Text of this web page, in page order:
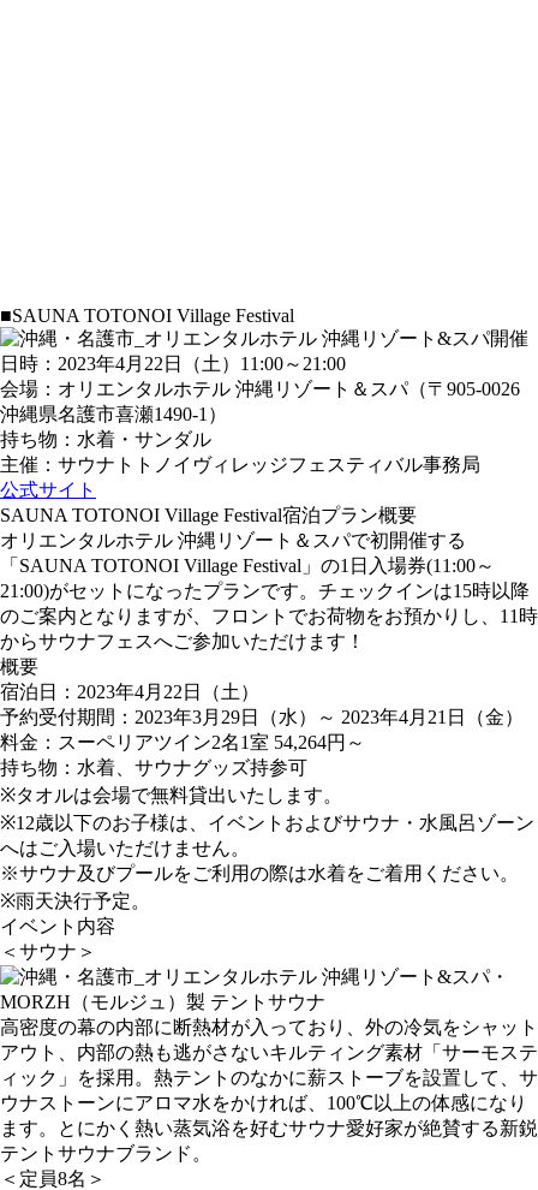
■SAUNA TOTONOI Village Festival
開催
日時：2023年4月22日（土）11:00～21:00
会場：オリエンタルホテル 沖縄リゾート＆スパ（〒905-0026
沖縄県名護市喜瀬1490-1）
持ち物：水着・サンダル
主催：サウナトトノイヴィレッジフェスティバル事務局
公式サイト
SAUNA TOTONOI Village Festival宿泊プラン概要
オリエンタルホテル 沖縄リゾート＆スパで初開催する
「SAUNA TOTONOI Village Festival」の1日⼊場券(11:00～
21:00)がセットになったプランです。チェックインは15時以降
のご案内となりますが、フロントでお荷物をお預かりし、11時
からサウナフェスへご参加いただけます！
概要
宿泊日：2023年4月22日（土）
予約受付期間：2023年3月29日（水）～ 2023年4月21日（金）
料金：スーペリアツイン2名1室 54,264円～
持ち物：水着、サウナグッズ持参可
※タオルは会場で無料貸出いたします。
※12歳以下のお子様は、イベントおよびサウナ・水風呂ゾーン
へはご⼊場いただけません。
※サウナ及びプールをご利用の際は水着をご着用ください。
※雨天決行予定。
イベント内容
＜サウナ＞
・
MORZH（モルジュ）製 テントサウナ
高密度の幕の内部に断熱材が⼊っており、外の冷気をシャット
アウト、内部の熱も逃がさないキルティング素材「サーモステ
ィック」を採用。熱テントのなかに薪ストーブを設置して、サ
ウナストーンにアロマ水をかければ、100℃以上の体感になり
ます。とにかく熱い蒸気浴を好むサウナ愛好家が絶賛する新鋭
テントサウナブランド。
＜定員8名＞